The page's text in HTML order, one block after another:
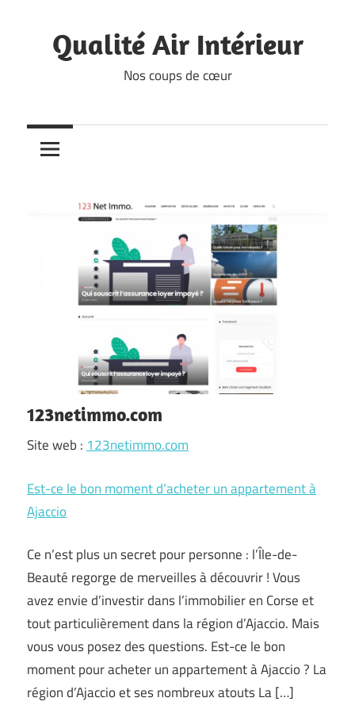
contentQualité Air Intérieur
Nos coups de cœur
123netimmo.com
Site web : 123netimmo.com
Est-ce le bon moment d’acheter un appartement à
Ajaccio
Ce n’est plus un secret pour personne : l’Île-de-
Beauté regorge de merveilles à découvrir ! Vous
avez envie d’investir dans l’immobilier en Corse et
tout particulièrement dans la région d’Ajaccio. Mais
vous vous posez des questions. Est-ce le bon
moment pour acheter un appartement à Ajaccio ? La
région d’Ajaccio et ses nombreux atouts La […]